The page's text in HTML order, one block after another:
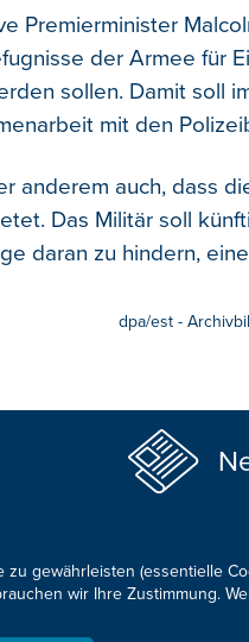
Premierminister
der Armee für
sollen. Damit soll
mit den
anderem auch, dass
Das Militär soll
daran zu hindern,
dpa/est -
gewährleisten (essentielle
wir Ihre Zustimmung.